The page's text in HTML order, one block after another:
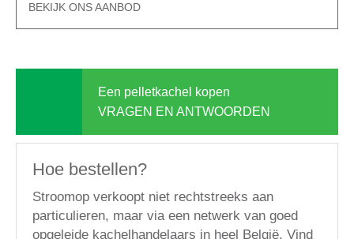
Een pelletkachel kopen
VRAGEN EN ANTWOORDEN
Hoe bestellen?
Stroomop verkoopt niet rechtstreeks aan
particulieren, maar via een netwerk van goed
opgeleide kachelhandelaars in heel België. Vind
BEKIJK ONS AANBOD